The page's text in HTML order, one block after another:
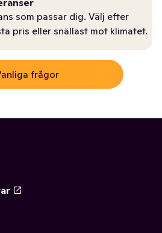
som passar dig. Välj efter
pris eller snällast mot klimatet.
frågor